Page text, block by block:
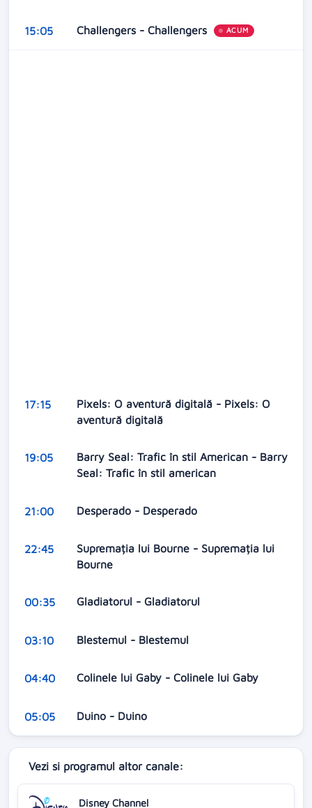
15:05 Challengers - Challengers ACUM
17:15
Pixels: O aventură digitală - Pixels: O
aventură digitală
19:05
Barry Seal: Trafic în stil American - Barry
Seal: Trafic în stil american
21:00 Desperado - Desperado
22:45
Supremația lui Bourne - Supremația lui
Bourne
00:35 Gladiatorul - Gladiatorul
03:10 Blestemul - Blestemul
04:40 Colinele lui Gaby - Colinele lui Gaby
05:05 Duino - Duino
Vezi si programul altor canale:
Disney Channel